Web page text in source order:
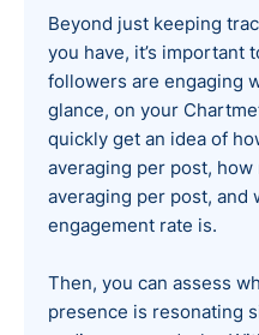
Beyond just keeping
you have, it’s important
followers are engaging
glance, on your
quickly get an idea of
averaging per post, how
averaging per post, and
engagement rate is.
Then, you can assess
presence is resonating